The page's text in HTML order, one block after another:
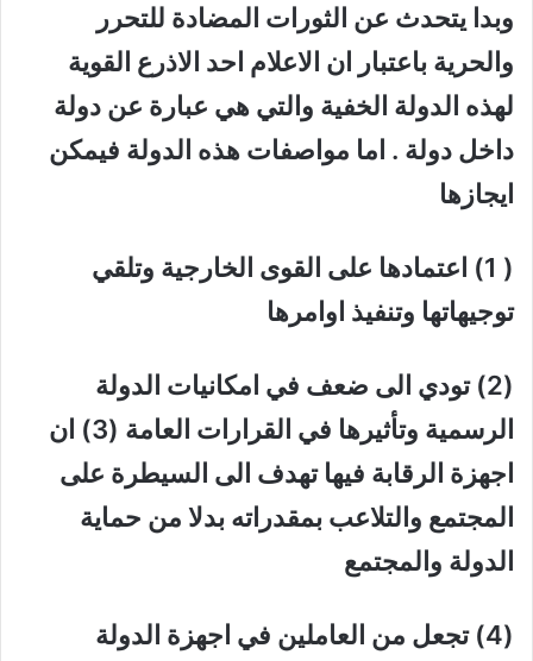
وبدا يتحدث عن الثورات المضادة للتحرر
والحرية باعتبار ان الاعلام احد الاذرع القوية
لهذه الدولة الخفية والتي هي عبارة عن دولة
داخل دولة . اما مواصفات هذه الدولة فيمكن
ايجازها
( 1) اعتمادها على القوى الخارجية وتلقي
توجيهاتها وتنفيذ اوامرها
(2) تودي الى ضعف في امكانيات الدولة
الرسمية وتأثيرها في القرارات العامة (3) ان
اجهزة الرقابة فيها تهدف الى السيطرة على
المجتمع والتلاعب بمقدراته بدلا من حماية
الدولة والمجتمع
(4) تجعل من العاملين في اجهزة الدولة